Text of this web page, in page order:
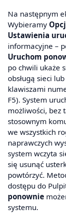
Na następnym
Wybieramy
Ustawienia
informacyjne –
Uruchom
po chwili ukaże
obsługą sieci
klawiszami
F5). System
możliwości, bez
stosownym
we wszystkich
naprawczych
system wczyta
się usunąć
powtórzyć.
dostępu do
ponownie
systemu.